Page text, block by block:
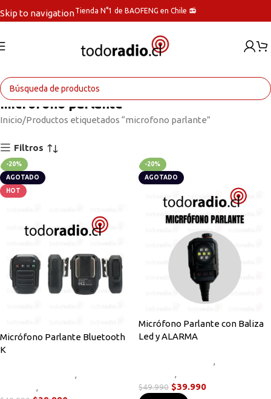
Skip to navigationTienda N°1 de BAOFENG en Chile 📻
microfono parlante
Inicio Productos etiquetados “microfono parlante”
Filtros
-20%
AGOTADO
HOT
Micrófono Parlante Bluetooth
K
,
,
-20%
AGOTADO
Micrófono Parlante con Baliza
Led y ALARMA
,
,
$49.990 $39.990